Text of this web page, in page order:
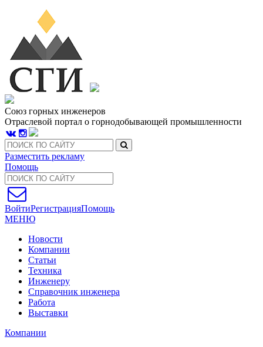
Союз горных инженеров
Отраслевой портал о горнодобывающей промышленности
Разместить рекламу
Помощь
ВойтиРегистрацияПомощь
МЕНЮ
Новости
Компании
Статьи
Техника
Инженеру
Справочник инженера
Работа
Выставки
Компании